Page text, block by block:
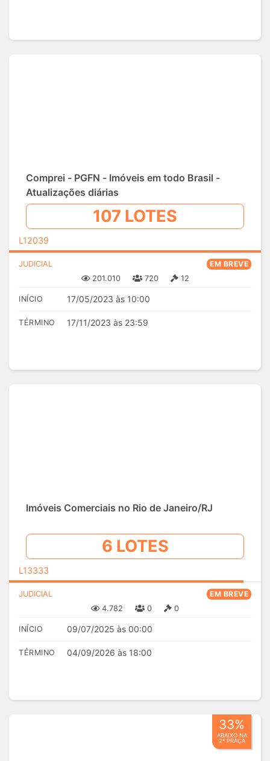
Comprei - PGFN - Imóveis em todo Brasil -
Atualizações diárias
107 LOTES
L12039
JUDICIAL
EM BREVE
201.010
720 12
INÍCIO 17/05/2023 às 10:00
TÉRMINO 17/11/2023 às 23:59
Imóveis Comerciais no Rio de Janeiro/RJ
6 LOTES
L13333
JUDICIAL
EM BREVE
4.782
0 0
INÍCIO 09/07/2025 às 00:00
TÉRMINO 04/09/2026 às 18:00
33%
ABAIXO NA
2ª PRAÇA